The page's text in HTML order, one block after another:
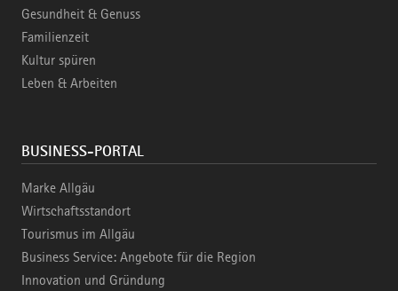
Gesundheit & Genuss
Familienzeit
Kultur spüren
Leben & Arbeiten
BUSINESS-PORTAL
Marke Allgäu
Wirtschaftsstandort
Tourismus im Allgäu
Business Service: Angebote für die Region
Innovation und Gründung